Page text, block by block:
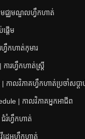
ជ្ឈមណ្ឌលហ្វឹកហាត់
តើម
វឹកហាត់កុមារ
ារហ្វឹកហាត់ស្ត្រី
កាលវិភាគហ្វឹកហាត់ប្រចាំសប្ត
| កាលវិភាគអ្នកអាជីព
រំហ្វឹកហាត់
ដេអូហ្វឹកហាត់